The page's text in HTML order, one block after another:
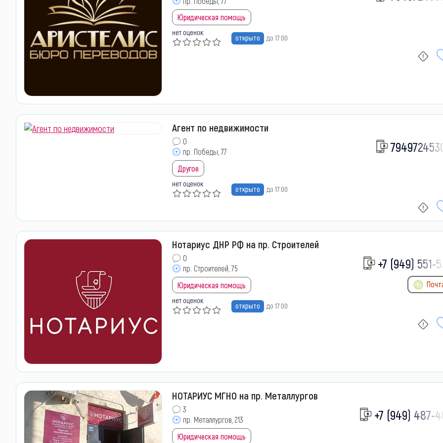
Юридическая помощь
нет оценок
открыто до 17:00
Агент по недвижимости
0
пр. Победы, 77
Другое
нет оценок
открыто до 17:00
Нотариус ДНР РФ на пр. Строителей
0
пр. Строителей, 75
Юридическая помощь
+7 (949) 551-
нет оценок
открыто до 17:00
НОТАРИУС МГНО на пр. Металлургов
3
пр. Металлургов, 213
Юридическая помощь
+7 (949) 487-